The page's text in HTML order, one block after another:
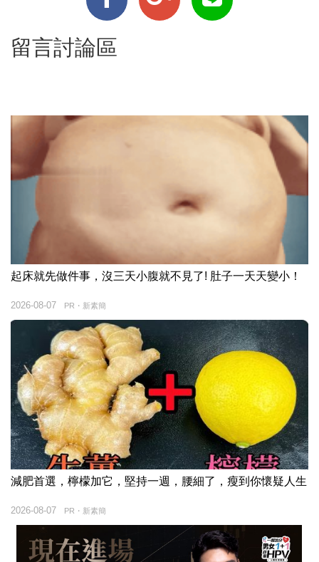
留言討論區
起床就先做件事，沒三天小腹就不見了! 肚子一天天變小！
PR・新素簡
2026-08-07
減肥首選，檸檬加它，堅持一週，腰細了，瘦到你懷疑人生
PR・新素簡
2026-08-07